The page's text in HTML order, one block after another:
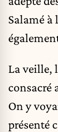
Salamé à
La veille,
consacré
On y
présenté